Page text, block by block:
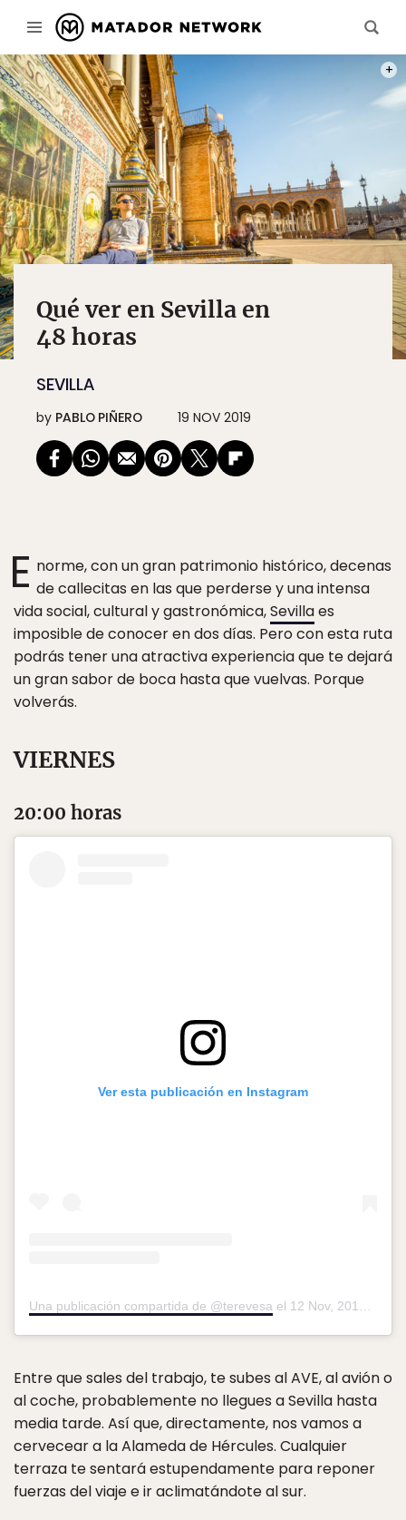
Qué ver en Sevilla en
48 horas
SEVILLA
by PABLO PIÑERO 19 NOV 2019
E norme, con un gran patrimonio histórico, decenas
de callecitas en las que perderse y una intensa
vida social, cultural y gastronómica,Sevillaes
imposible de conocer en dos días. Pero con esta ruta
podrás tener una atractiva experiencia que te dejará
un gran sabor de boca hasta que vuelvas. Porque
volverás.
VIERNES
20:00 horas
Ver esta publicación en Instagram
Una publicación compartida de @terevesa el 12 Nov, 2019 a las 9:55 PST
Entre que sales del trabajo, te subes al AVE, al avión o
al coche, probablemente no llegues a Sevilla hasta
media tarde. Así que, directamente, nos vamos a
cervecear a la Alameda de Hércules. Cualquier
terraza te sentará estupendamente para reponer
fuerzas del viaje e ir aclimatándote al sur.